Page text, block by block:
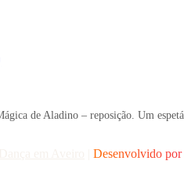
de Aladino – reposição. Um
Desenvolvido por